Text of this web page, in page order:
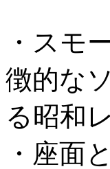
・スモ
徴的な
る昭和
・座面